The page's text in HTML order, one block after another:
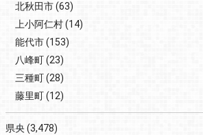
北秋田市(63)
上小阿仁村(14)
能代市(153)
八峰町(23)
三種町(28)
藤里町(12)
県央(3,478)